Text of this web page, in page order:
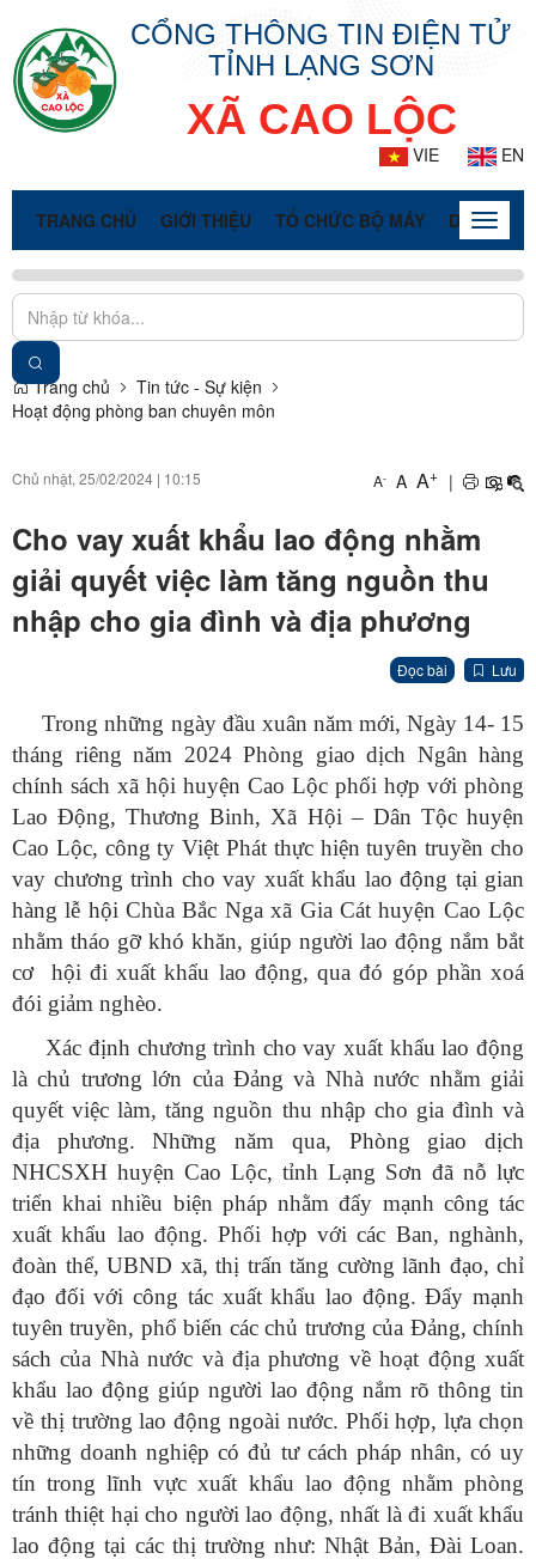
CỔNG THÔNG TIN ĐIỆN TỬ
TỈNH LẠNG SƠN
XÃ CAO LỘC
VIE EN
TRANG CHỦ GIỚI THIỆU TỔ CHỨC BỘ MÁY DOANH
Toggle
Trang chủ
Tin tức - Sự kiện
Hoạt động phòng ban chuyên môn
Chủ nhật, 25/02/2024 | 10:15 A- A A+ |
Cho vay xuất khẩu lao động nhằm
giải quyết việc làm tăng nguồn thu
nhập cho gia đình và địa phương
Đọc bài Lưu
Trong những ngày đầu xuân năm mới, Ngày 14- 15
tháng riêng năm 2024 Phòng giao dịch Ngân hàng
chính sách xã hội huyện Cao Lộc phối hợp với phòng
Lao Động, Thương Binh, Xã Hội – Dân Tộc huyện
Cao Lộc, công ty Việt Phát thực hiện tuyên truyền cho
vay chương trình cho vay xuất khẩu lao động tại gian
hàng lễ hội Chùa Bắc Nga xã Gia Cát huyện Cao Lộc
nhằm tháo gỡ khó khăn, giúp người lao động nắm bắt
cơ hội đi xuất khẩu lao động, qua đó góp phần xoá
đói giảm nghèo.
Xác định chương trình cho vay xuất khẩu lao động
là chủ trương lớn của Đảng và Nhà nước nhằm giải
quyết việc làm, tăng nguồn thu nhập cho gia đình và
địa phương. Những năm qua, Phòng giao dịch
NHCSXH huyện Cao Lộc, tỉnh Lạng Sơn đã nỗ lực
triển khai nhiều biện pháp nhằm đẩy mạnh công tác
xuất khẩu lao động. Phối hợp với các Ban, nghành,
đoàn thể, UBND xã, thị trấn tăng cường lãnh đạo, chỉ
đạo đối với công tác xuất khẩu lao động. Đẩy mạnh
tuyên truyền, phổ biến các chủ trương của Đảng, chính
sách của Nhà nước và địa phương về hoạt động xuất
khẩu lao động giúp người lao động nắm rõ thông tin
về thị trường lao động ngoài nước. Phối hợp, lựa chọn
những doanh nghiệp có đủ tư cách pháp nhân, có uy
tín trong lĩnh vực xuất khẩu lao động nhằm phòng
tránh thiệt hại cho người lao động, nhất là đi xuất khẩu
lao động tại các thị trường như: Nhật Bản, Đài Loan.